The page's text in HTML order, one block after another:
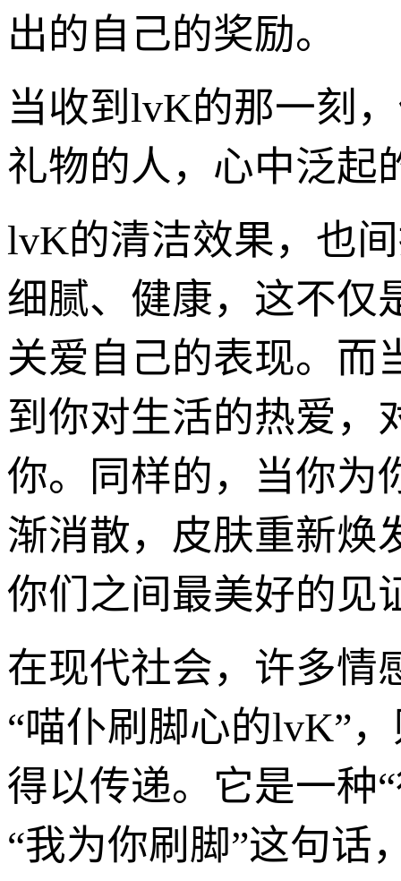
出的自己的奖励。
当收到lvK的那一刻
礼物的人，心中泛起
lvK的清洁效果，也
细腻、健康，这不仅
关爱自己的表现。而
到你对生活的热爱，
你。同样的，当你为
渐消散，皮肤重新焕
你们之间最美好的见
在现代社会，许多情
“喵仆刷脚心的lvK”
得以传递。它是一种
“我为你刷脚”这句话